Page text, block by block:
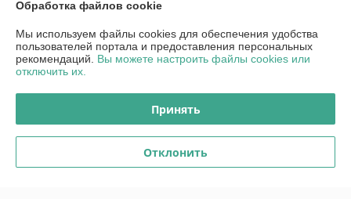
Сегодня работает с 09:00 до 18:00
Отзывы о магазине
Отлично
Обработка файлов cookie
Мы используем файлы cookies для обеспечения удобства
пользователей портала и предоставления персональных
рекомендаций. Вы можете настроить файлы cookies или
отключить их.
Принять
Отклонить